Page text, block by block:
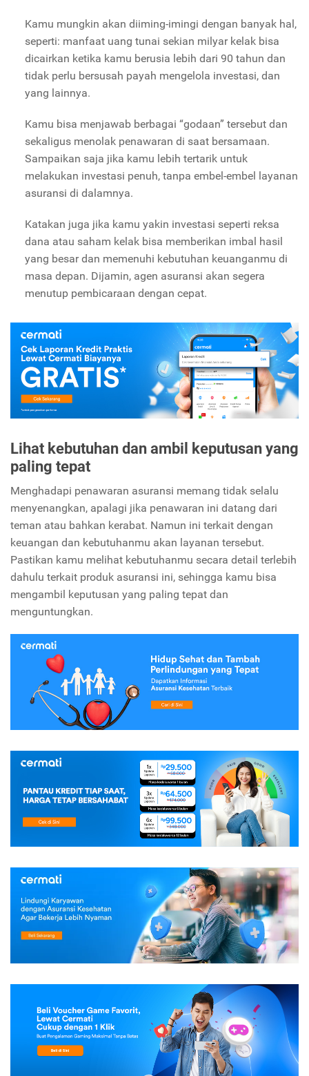
Kamu mungkin akan diiming-imingi dengan banyak hal,
seperti: manfaat uang tunai sekian milyar kelak bisa
dicairkan ketika kamu berusia lebih dari 90 tahun dan
tidak perlu bersusah payah mengelola investasi, dan
yang lainnya.
Kamu bisa menjawab berbagai “godaan” tersebut dan
sekaligus menolak penawaran di saat bersamaan.
Sampaikan saja jika kamu lebih tertarik untuk
melakukan investasi penuh, tanpa embel-embel layanan
asuransi di dalamnya.
Katakan juga jika kamu yakin investasi seperti reksa
dana atau saham kelak bisa memberikan imbal hasil
yang besar dan memenuhi kebutuhan keuanganmu di
masa depan. Dijamin, agen asuransi akan segera
menutup pembicaraan dengan cepat.
Lihat kebutuhan dan ambil keputusan yang
paling tepat
Menghadapi penawaran asuransi memang tidak selalu
menyenangkan, apalagi jika penawaran ini datang dari
teman atau bahkan kerabat. Namun ini terkait dengan
keuangan dan kebutuhanmu akan layanan tersebut.
Pastikan kamu melihat kebutuhanmu secara detail terlebih
dahulu terkait produk asuransi ini, sehingga kamu bisa
mengambil keputusan yang paling tepat dan
menguntungkan.